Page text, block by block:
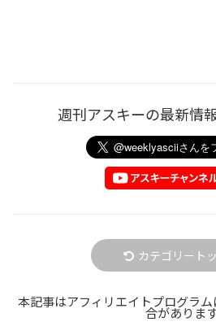
週刊アスキーの最新情
カテゴリート
本記事はアフィリエイトプログラ
合がありま